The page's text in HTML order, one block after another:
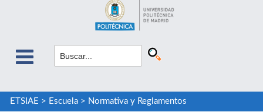
ETSIAE > Escuela> Normativa y Reglamentos